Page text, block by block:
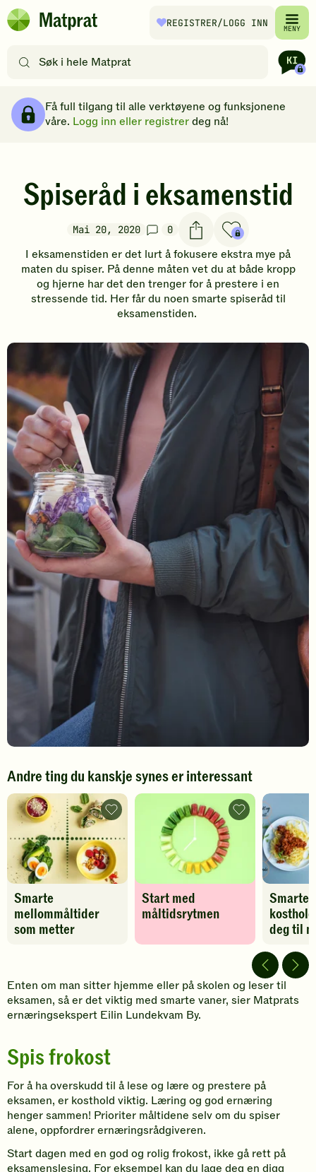
Hopp til hovedinnhold
Matprat
REGISTRER/LOGG INN MENY
etter
filtre
Få full tilgang til alle verktøyene og funksjonene
våre. Logg inn eller registrerdeg nå!
Spiseråd i eksamenstid
Mai 20, 2020 0
I eksamenstiden er det lurt å fokusere ekstra mye på
maten du spiser. På denne måten vet du at både kropp
og hjerne har det den trenger for å prestere i en
stressende tid. Her får du noen smarte spiseråd til
eksamenstiden.
Andre ting du kanskje synes er interessant
Smarte
mellommåltider
som metter
Smarte
mellommåltider
som
metter
-
legg
til
favoritter
Start med
måltidsrytmen
Start
med
måltidsrytmen
favoritter
Smarte
deg til
Enten om man sitter hjemme eller på skolen og leser til
eksamen, så er det viktig med smarte vaner, sier Matprats
ernæringsekspert Eilin Lundekvam By.
Spis frokost
For å ha overskudd til å lese og lære og prestere på
eksamen, er kosthold viktig. Læring og god ernæring
henger sammen! Prioriter måltidene selv om du spiser
alene, oppfordrer ernæringsrådgiveren.
Start dagen med en god og rolig frokost, ikke gå rett på
eksamenslesing. For eksempel kan du lage deg en digg